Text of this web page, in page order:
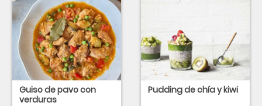
Guiso de pavo con
verduras
Pudding de chía y kiwi